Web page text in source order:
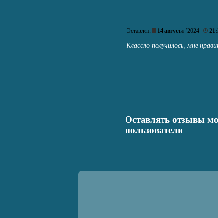
Оставлен: 14 августа ’2024
Классно получилось, мне
Оставлять отзывы
пользователи